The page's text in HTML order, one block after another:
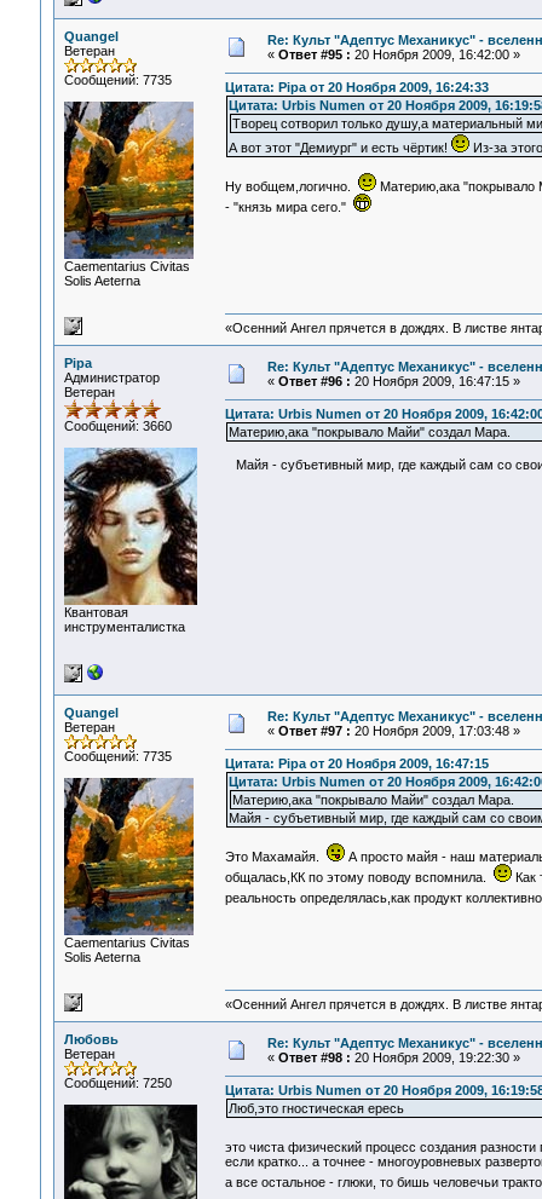
Quangel
Ветеран
Сообщений: 7735
Сaementarius Civitas
Solis Aeterna
Re: Культ "Адептус Механикус" -
« Ответ #95 : 20 Ноября 2009, 16:42:00 »
Цитата: Pipa от 20 Ноября 2009, 16:24:33
Цитата: Urbis Numen от 20 Ноября 2009,
Творец сотворил только душу,а материальный
А вот этот "Демиург" и есть чёртик!
Из-за
Ну вобщем,логично.
Материю,ака
- "князь мира сего."
«Осенний Ангел прячется в дождях. В листве
Pipa
Администратор
Ветеран
Сообщений: 3660
Квантовая
инструменталистка
Re: Культ "Адептус Механикус" -
« Ответ #96 : 20 Ноября 2009, 16:47:15 »
Цитата: Urbis Numen от 20 Ноября 2009,
Материю,ака "покрывало Майи" создал Мара.
Майя - субъетивный мир, где каждый сам со
Quangel
Ветеран
Сообщений: 7735
Сaementarius Civitas
Solis Aeterna
Re: Культ "Адептус Механикус" -
« Ответ #97 : 20 Ноября 2009, 17:03:48 »
Цитата: Pipa от 20 Ноября 2009, 16:47:15
Цитата: Urbis Numen от 20 Ноября 2009,
Материю,ака "покрывало Майи" создал Мара.
Майя - субъетивный мир, где каждый сам со
Это Махамайя.
А просто майя - наш
общалась,КК по этому поводу вспомнила.
Как
реальность определялась,как продукт
«Осенний Ангел прячется в дождях. В листве
Любовь
Ветеран
Сообщений: 7250
Re: Культ "Адептус Механикус" -
« Ответ #98 : 20 Ноября 2009, 19:22:30 »
Цитата: Urbis Numen от 20 Ноября 2009,
Люб,это гностическая ересь
это чиста физический процесс создания
если кратко... а точнее - многоуровневых
а все остальное - глюки, то бишь человечьи